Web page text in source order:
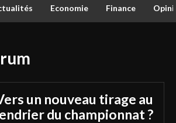
Economie Finance
un nouveau tirage au
du championnat ?